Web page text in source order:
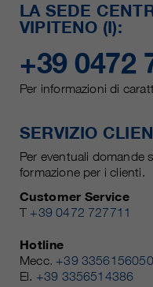
LA SEDE
VIPITENO (I):
+39 0472
Per informazioni di
SERVIZIO
Per eventuali domande
formazione per i clienti.
Customer Service
T +39 0472 727711
Hotline
Mecc. +39 3356156050
El. +39 3356514386